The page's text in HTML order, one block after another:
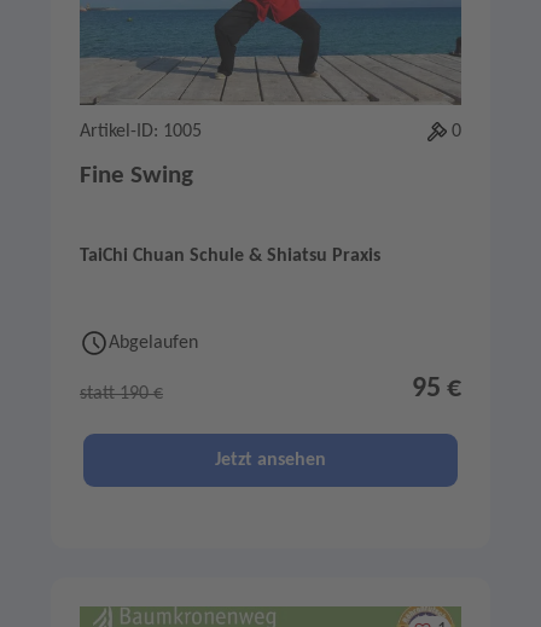
Artikel-ID: 1005 0
Fine Swing
TaiChi Chuan Schule & Shiatsu Praxis
Abgelaufen
statt 190 € 95 €
Jetzt ansehen